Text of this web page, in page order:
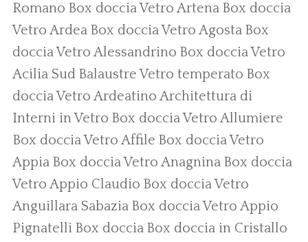
Romano Box doccia Vetro Artena Box doccia
Vetro Ardea Box doccia Vetro Agosta Box
doccia Vetro Alessandrino Box doccia Vetro
Acilia Sud Balaustre Vetro temperato Box
doccia Vetro Ardeatino Architettura di
Interni in Vetro Box doccia Vetro Allumiere
Box doccia Vetro Affile Box doccia Vetro
Appia Box doccia Vetro Anagnina Box doccia
Vetro Appio Claudio Box doccia Vetro
Anguillara Sabazia Box doccia Vetro Appio
Pignatelli Box doccia Box doccia in Cristallo